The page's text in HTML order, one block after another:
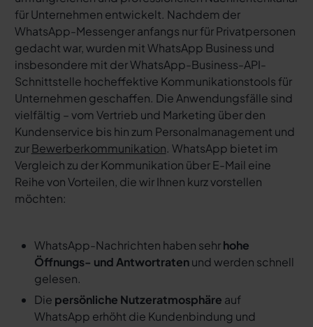
für Unternehmen entwickelt. Nachdem der
WhatsApp-Messenger anfangs nur für Privatpersonen
gedacht war, wurden mit WhatsApp Business und
insbesondere mit der WhatsApp-Business-API-
Schnittstelle hocheffektive Kommunikationstools für
Unternehmen geschaffen. Die Anwendungsfälle sind
vielfältig – vom Vertrieb und Marketing über den
Kundenservice bis hin zum Personalmanagement und
zurBewerberkommunikation. WhatsApp bietet im
Vergleich zu der Kommunikation über E-Mail eine
Reihe von Vorteilen, die wir Ihnen kurz vorstellen
möchten:
WhatsApp-Nachrichten haben sehrhohe
Öffnungs- und Antwortratenund werden schnell
gelesen.
Die persönliche Nutzeratmosphäre auf
WhatsApp erhöht die Kundenbindung und